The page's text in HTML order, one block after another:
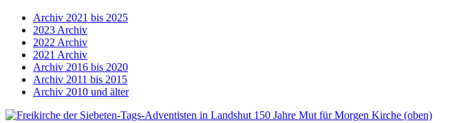
Archiv 2021 bis 2025
2023 Archiv
2022 Archiv
2021 Archiv
Archiv 2016 bis 2020
Archiv 2011 bis 2015
Archiv 2010 und älter